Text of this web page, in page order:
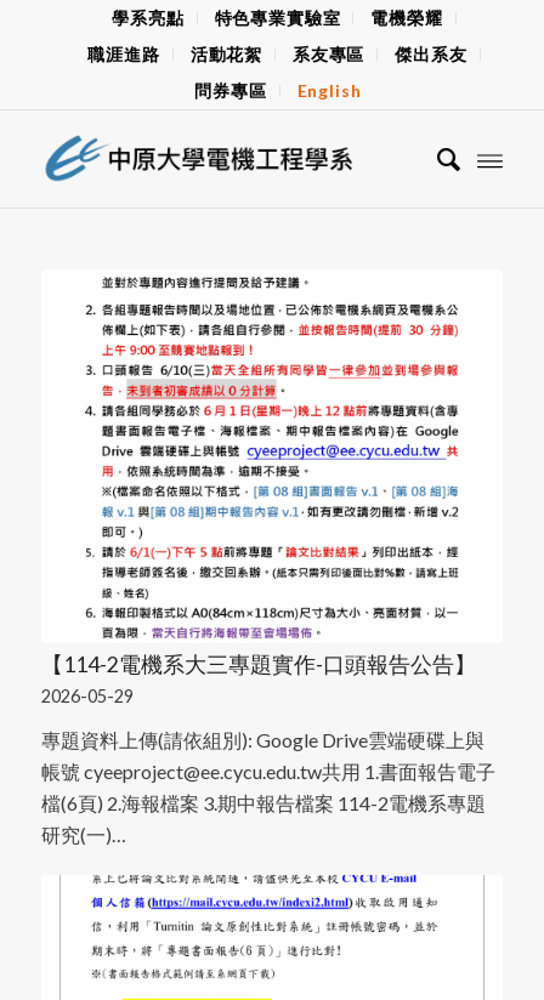
學系亮點 特色專業實驗室
電機榮耀
職涯進路
活動花絮 系友專區
傑出系友
問券專區
English
【114-2電機系大三專題實作-口頭報告公告】
2026-05-29
專題資料上傳(請依組別): Google Drive雲端硬碟上與
帳號 cyeeproject@ee.cycu.edu.tw共用 1.書面報告電子
檔(6頁) 2.海報檔案 3.期中報告檔案 114-2電機系專題
研究(一)…